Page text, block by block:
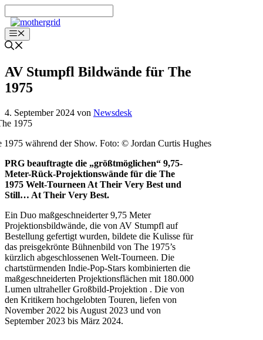
Inhalt
springenMenü
AV Stumpfl Bildwände für The
1975
4. September 2024 von Newsdesk
1975 während der Show. Foto: © Jordan Curtis Hughes
PRG beauftragte die „größtmöglichen“ 9,75-
Meter-Rück-Projektionswände für die The
1975 Welt-Tourneen At Their Very Best und
Still… At Their Very Best.
Ein Duo maßgeschneiderter 9,75 Meter
Projektionsbildwände, die von AV Stumpfl auf
Bestellung gefertigt wurden, bildete die Kulisse für
das preisgekrönte Bühnenbild von The 1975’s
kürzlich abgeschlossenen Welt-Tourneen. Die
chartstürmenden Indie-Pop-Stars kombinierten die
maßgeschneiderten Projektionsflächen mit 180.000
Lumen ultraheller Großbild-Projektion . Die von
den Kritikern hochgelobten Touren, liefen von
November 2022 bis August 2023 und von
September 2023 bis März 2024.